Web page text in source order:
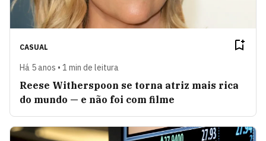
CASUAL
Há 5 anos • 1 min de leitura
Reese Witherspoon se torna atriz mais rica
do mundo — e não foi com filme